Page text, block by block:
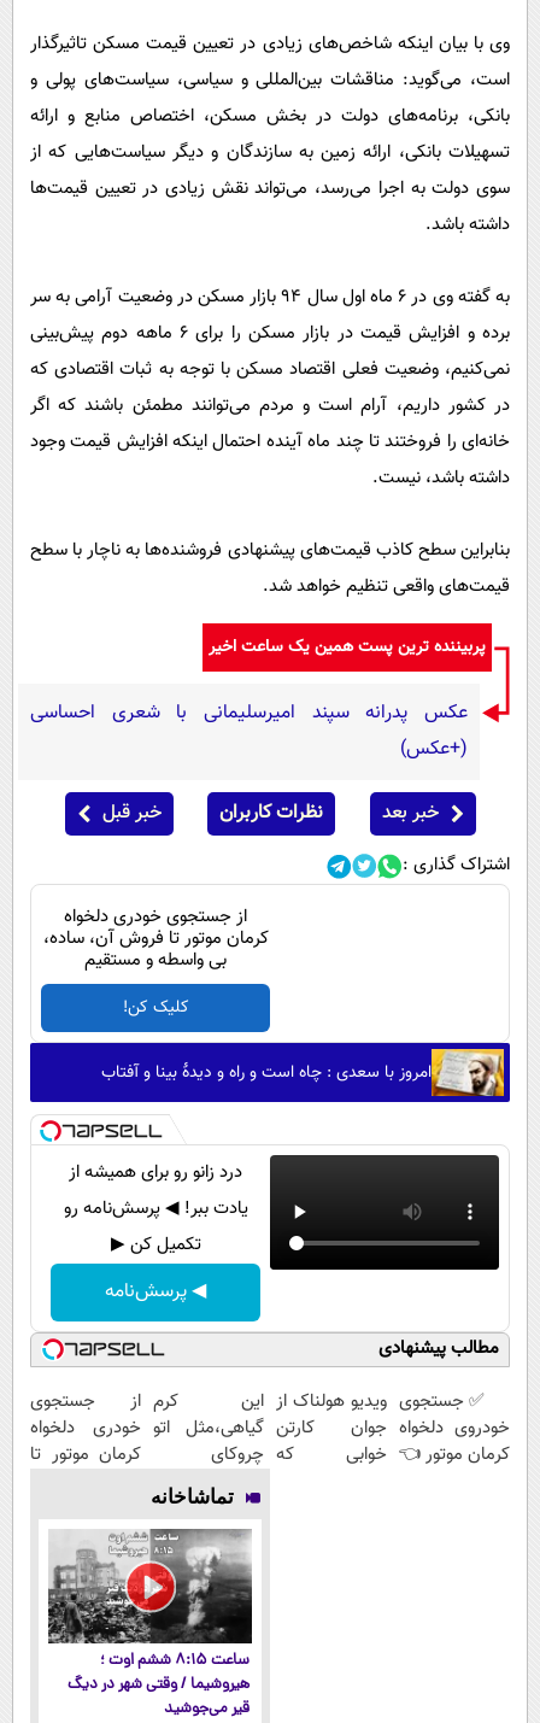
وی با بیان اینکه شاخص‌های زیادی در تعیین قیمت مسکن تاثیرگذار
است، می‌گوید: مناقشات بین‌المللی و سیاسی، سیاست‌های پولی و
بانکی، برنامه‌های دولت در بخش مسکن، اختصاص منابع و ارائه
تسهیلات بانکی، ارائه زمین به سازندگان و دیگر سیاست‌هایی که از
سوی دولت به اجرا می‌رسد، می‌تواند نقش زیادی در تعیین قیمت‌ها
داشته باشد.
به گفته وی در ۶ ماه اول سال ۹۴ بازار مسکن در وضعیت آرامی به سر
برده و افزایش قیمت در بازار مسکن را برای 6 ماهه دوم پیش‌بینی
نمی‌کنیم، وضعیت فعلی اقتصاد مسکن با توجه به ثبات اقتصادی که
در کشور داریم، آرام است و مردم می‌توانند مطمئن باشند که اگر
خانه‌ای را فروختند تا چند ماه آینده احتمال اینکه افزایش قیمت وجود
داشته باشد، نیست.
بنابراین سطح کاذب قیمت‌های پیشنهادی فروشنده‌ها به ناچار با سطح
قیمت‌های واقعی تنظیم خواهد شد.
پربیننده ترین پست همین یک ساعت اخیر
عکس پدرانه سپند امیرسلیمانی با شعری احساسی
(+عکس)
خبر بعد نظرات کاربران خبر قبل
اشتراک گذاری :
از جستجوی خودری دلخواه
کرمان موتور تا فروش آن، ساده،
بی واسطه و مستقیم
کلیک کن!
امروز با سعدی : چاه است و راه و دیدهٔ بینا و آفتاب
درد زانو رو برای همیشه از
یادت ببر! ◀ پرسش‌نامه رو
تکمیل کن ▶
◀ پرسش‌نامه
مطالب پیشنهادی
✅ جستجوی
خودروی دلخواه
کرمان موتور 👈
ویدیو هولناک از
جوان کارتن
خوابی که
این کرم
گیاهی،مثل اتو
چروکای
پوستتوصاف
میکنه!50%تخفیف
از جستجوی
خودری دلخواه
کرمان موتور تا
واسطه و
مستقیم
تماشاخانه
ساعت ۸:۱۵ ششم اوت ؛
هیروشیما / وقتی شهر در دیگ
قیر می‌جوشید